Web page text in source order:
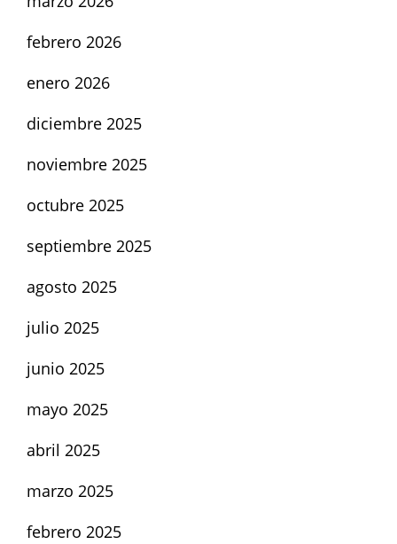
febrero 2026
enero 2026
diciembre 2025
noviembre 2025
octubre 2025
septiembre 2025
agosto 2025
julio 2025
junio 2025
mayo 2025
abril 2025
marzo 2025
febrero 2025